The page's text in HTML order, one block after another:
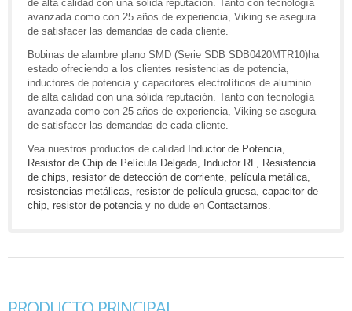
de alta calidad con una sólida reputación. Tanto con tecnología
avanzada como con 25 años de experiencia, Viking se asegura
de satisfacer las demandas de cada cliente.
Bobinas de alambre plano SMD (Serie SDB SDB0420MTR10)ha
estado ofreciendo a los clientes resistencias de potencia,
inductores de potencia y capacitores electrolíticos de aluminio
de alta calidad con una sólida reputación. Tanto con tecnología
avanzada como con 25 años de experiencia, Viking se asegura
de satisfacer las demandas de cada cliente.
Vea nuestros productos de calidad
Inductor de Potencia,
Resistor de Chip de Película Delgada, Inductor RF, Resistencia
de chips, resistor de detección de corriente, película metálica,
resistencias metálicas, resistor de película gruesa, capacitor de
chip, resistor de potenciay no dude en Contactarnos.